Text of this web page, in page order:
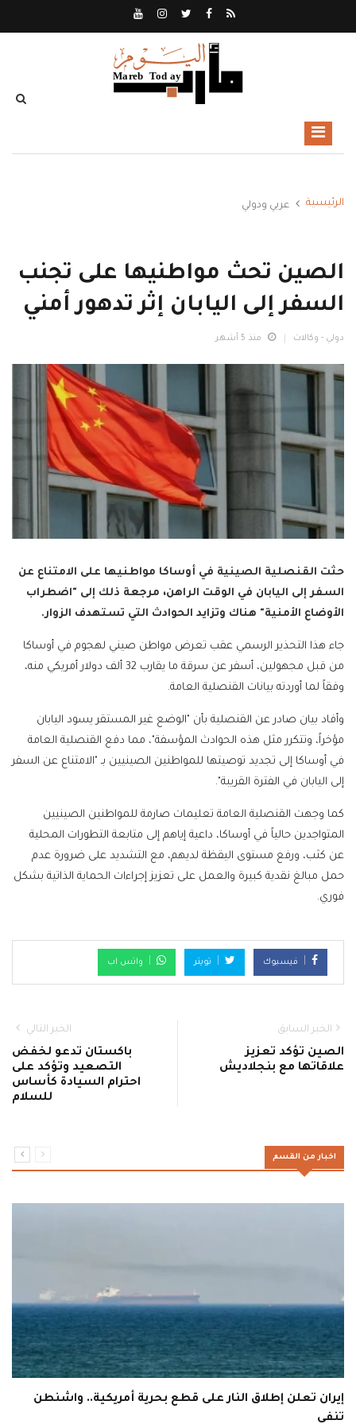
الرئيسية عربي ودولي
الصين تحث مواطنيها على تجنب
السفر إلى اليابان إثر تدهور أمني
دولي - وكالات منذ 5 أشهر
حثت القنصلية الصينية في أوساكا مواطنيها على الامتناع عن
السفر إلى اليابان في الوقت الراهن، مرجعة ذلك إلى "اضطراب
الأوضاع الأمنية" هناك وتزايد الحوادث التي تستهدف الزوار.
جاء هذا التحذير الرسمي عقب تعرض مواطن صيني لهجوم في أوساكا
من قبل مجهولين، أسفر عن سرقة ما يقارب 32 ألف دولار أمريكي منه،
وفقاً لما أوردته بيانات القنصلية العامة.
وأفاد بيان صادر عن القنصلية بأن "الوضع غير المستقر يسود اليابان
مؤخراً، وتتكرر مثل هذه الحوادث المؤسفة"، مما دفع القنصلية العامة
في أوساكا إلى تجديد توصيتها للمواطنين الصينيين بـ "الامتناع عن السفر
إلى اليابان في الفترة القريبة".
كما وجهت القنصلية العامة تعليمات صارمة للمواطنين الصينيين
المتواجدين حالياً في أوساكا، داعية إياهم إلى متابعة التطورات المحلية
عن كثب، ورفع مستوى اليقظة لديهم، مع التشديد على ضرورة عدم
حمل مبالغ نقدية كبيرة والعمل على تعزيز إجراءات الحماية الذاتية بشكل
فوري.
فيسبوك تويتر واتس اب
الخبر السابق
الصين تؤكد تعزيز
علاقاتها مع بنجلاديش
الخبر التالي
باكستان تدعو لخفض
التصعيد وتؤكد على
احترام السيادة كأساس
للسلام
اخبار من القسم
إيران تعلن إطلاق النار على قطع بحرية أمريكية.. واشنطن
تنفي